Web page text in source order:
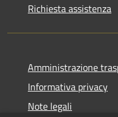
Richiesta assistenza
Amministrazione
Informativa privacy
Note legali